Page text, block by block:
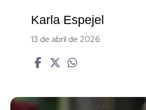
Karla Espejel
13 de abril de 2026